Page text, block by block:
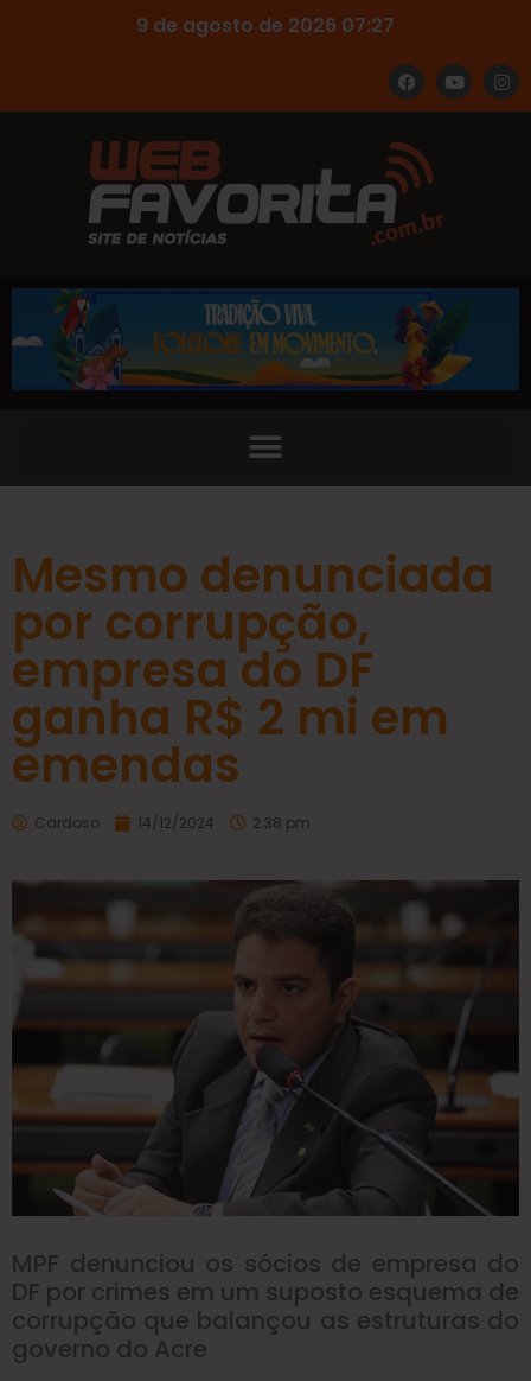
9 de agosto de 2026 07:27
Mesmo denunciada
por corrupção,
empresa do DF
ganha R$ 2 mi em
emendas
Cardoso 14/12/2024 2:38 pm
MPF denunciou os sócios de empresa do
DF por crimes em um suposto esquema de
corrupção que balançou as estruturas do
governo do Acre